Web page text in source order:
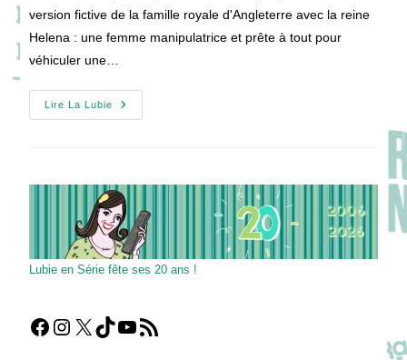
version fictive de la famille royale d'Angleterre avec la reine
Helena : une femme manipulatrice et prête à tout pour
véhiculer une…
Lire La Lubie
[Pilote]
The
Lubie en Série fête ses 20 ans !
Facebook
Instagram
X TikTokYouTube
Flux RSS